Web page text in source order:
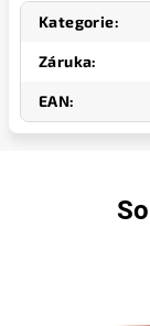
Kategorie:
Záruka:
EAN: